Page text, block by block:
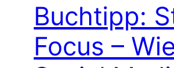
Buchtipp:
Focus –